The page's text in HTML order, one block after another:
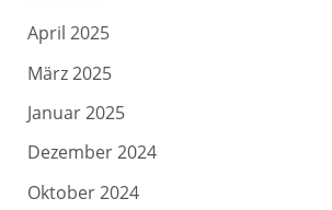
April 2025
März 2025
Januar 2025
Dezember 2024
Oktober 2024